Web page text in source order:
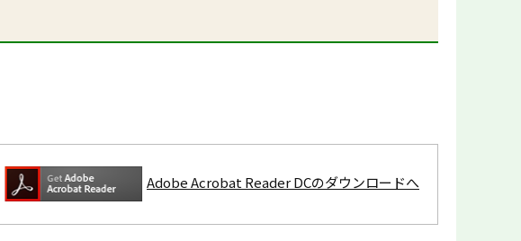
Adobe Acrobat Reader DCのダウンロードへ